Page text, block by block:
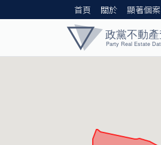
首頁 關於 顯著個案